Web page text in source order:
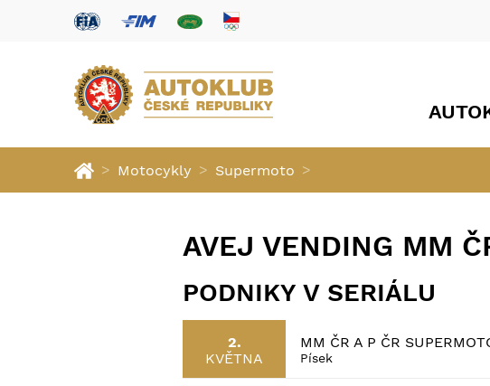
> Motocykly > Supermoto >
AVEJ VENDING MM
PODNIKY V SERIÁLU
2.
KVĚTNA
MM ČR A P ČR
Písek